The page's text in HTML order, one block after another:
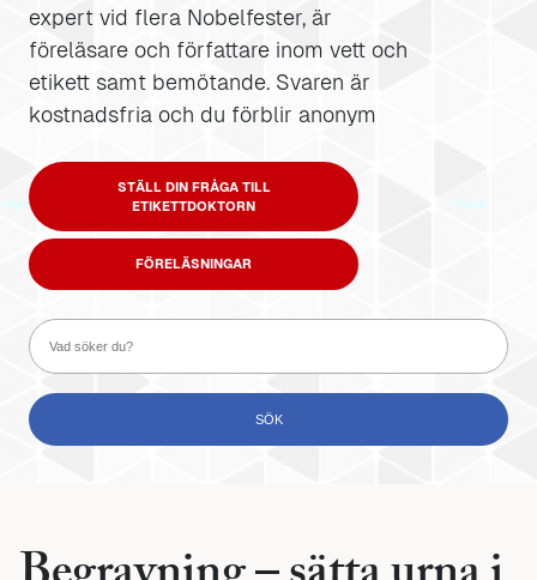
expert vid flera Nobelfester, är
föreläsare och författare inom vett och
etikett samt bemötande. Svaren är
kostnadsfria och du förblir anonym
STÄLL DIN FRÅGA TILL
ETIKETTDOKTORN
FÖRELÄSNINGAR